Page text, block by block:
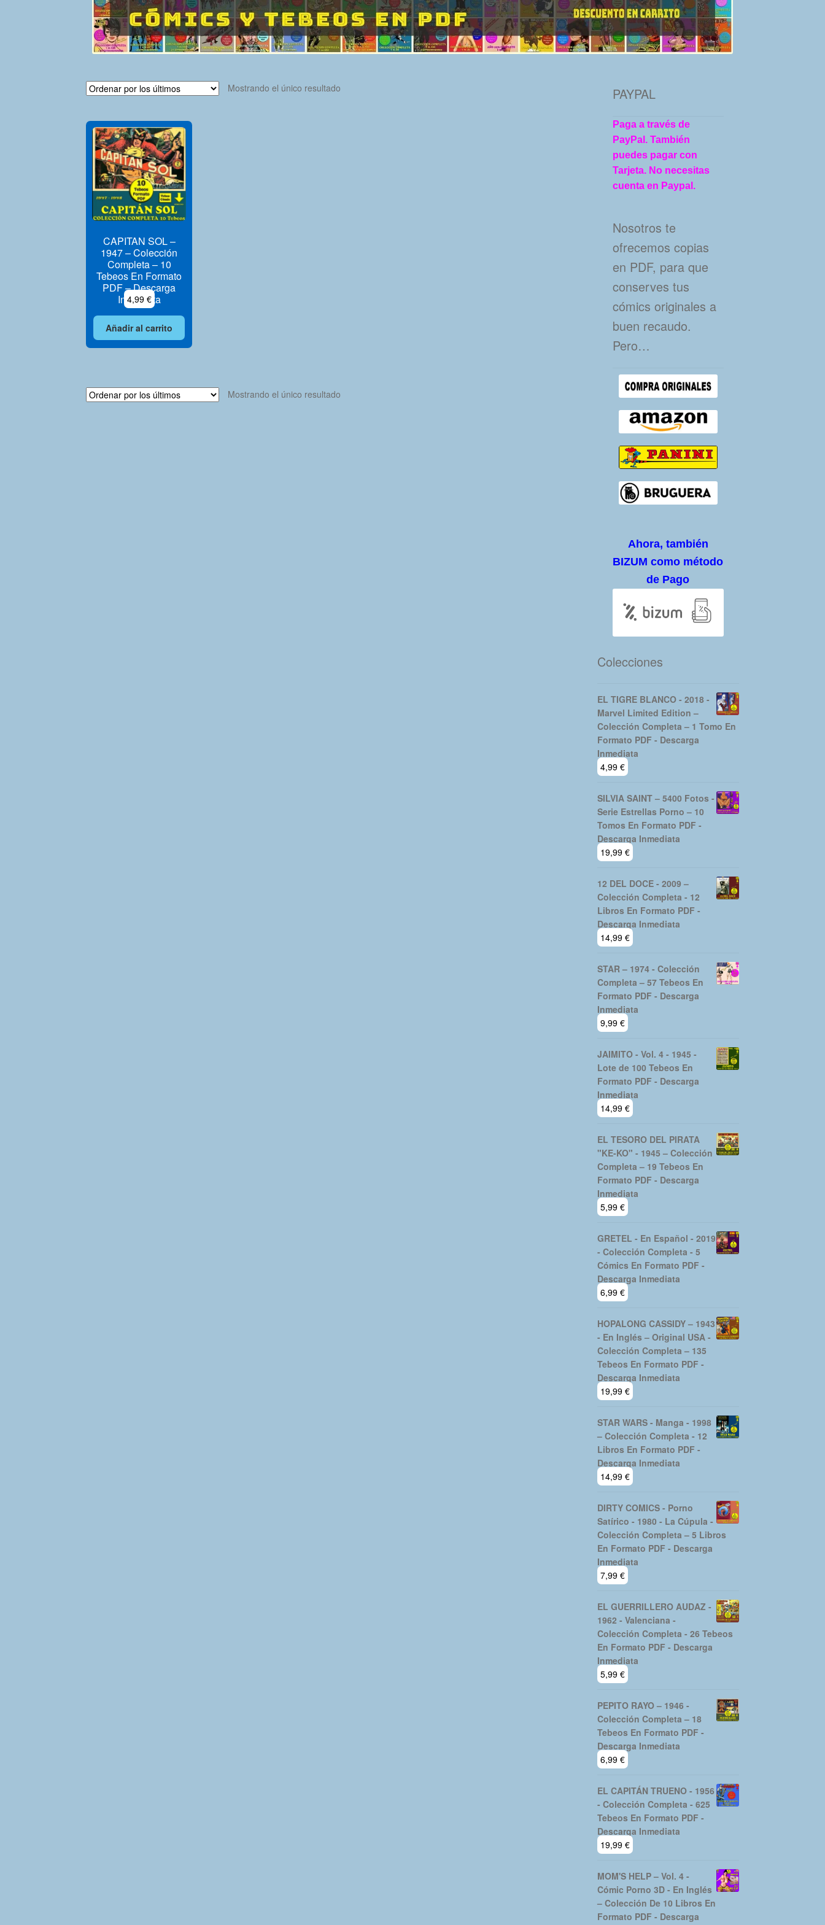
Mostrando el único resultado
CAPITAN SOL –
1947 – Colección
Completa – 10
Tebeos En Formato
PDF – Descarga
Inmediata
4,99 €
Añadir al carrito
Mostrando el único resultado
PAYPAL
Paga a través de
PayPal. También
puedes pagar con
Tarjeta. No necesitas
cuenta en Paypal.
Nosotros te
ofrecemos copias
en PDF, para que
conserves tus
cómics originales a
buen recaudo.
Pero…
Ahora, también
BIZUM como método
de Pago
Colecciones
EL TIGRE BLANCO - 2018 -
Marvel Limited Edition –
Colección Completa – 1 Tomo En
Formato PDF - Descarga
Inmediata
4,99 €
SILVIA SAINT – 5400 Fotos -
Serie Estrellas Porno – 10
Tomos En Formato PDF -
Descarga Inmediata
19,99 €
12 DEL DOCE - 2009 –
Colección Completa - 12
Libros En Formato PDF -
Descarga Inmediata
14,99 €
STAR – 1974 - Colección
Completa – 57 Tebeos En
Formato PDF - Descarga
Inmediata
9,99 €
JAIMITO - Vol. 4 - 1945 -
Lote de 100 Tebeos En
Formato PDF - Descarga
Inmediata
14,99 €
EL TESORO DEL PIRATA
"KE-KO" - 1945 – Colección
Completa – 19 Tebeos En
Formato PDF - Descarga
Inmediata
5,99 €
GRETEL - En Español - 2019
- Colección Completa - 5
Cómics En Formato PDF -
Descarga Inmediata
6,99 €
HOPALONG CASSIDY – 1943
- En Inglés – Original USA -
Colección Completa – 135
Tebeos En Formato PDF -
Descarga Inmediata
19,99 €
STAR WARS - Manga - 1998
– Colección Completa - 12
Libros En Formato PDF -
Descarga Inmediata
14,99 €
DIRTY COMICS - Porno
Satírico - 1980 - La Cúpula -
Colección Completa – 5 Libros
En Formato PDF - Descarga
Inmediata
7,99 €
EL GUERRILLERO AUDAZ -
1962 - Valenciana -
Colección Completa - 26 Tebeos
En Formato PDF - Descarga
Inmediata
5,99 €
PEPITO RAYO – 1946 -
Colección Completa – 18
Tebeos En Formato PDF -
Descarga Inmediata
6,99 €
EL CAPITÁN TRUENO - 1956
- Colección Completa - 625
Tebeos En Formato PDF -
Descarga Inmediata
19,99 €
MOM'S HELP – Vol. 4 -
Cómic Porno 3D - En Inglés
– Colección De 10 Libros En
Formato PDF - Descarga